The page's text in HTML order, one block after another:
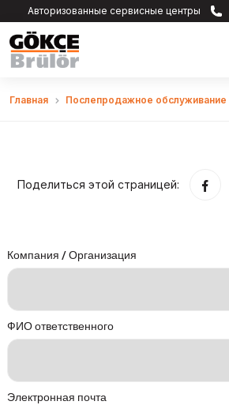
Авторизованные сервисные центры
Главная Послепродажное обслуживание
Поделиться этой страницей:
Компания / Организация
ФИО ответственного
Электронная почта